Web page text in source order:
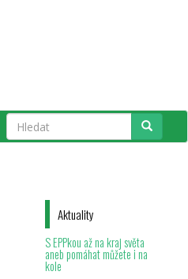
Hledat
Aktuality
S EPPkou až na kraj světa
aneb pomáhat můžete i na
kole